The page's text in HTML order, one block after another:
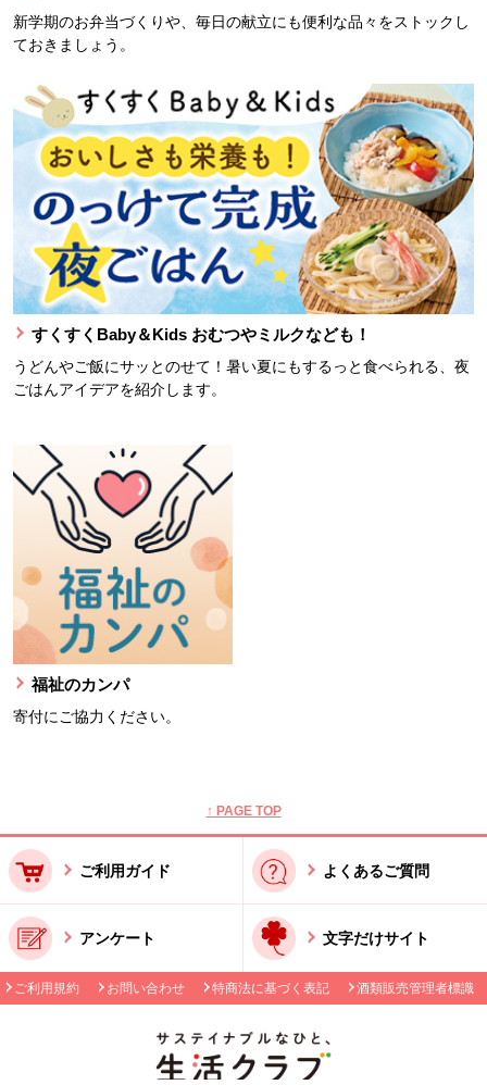
新学期のお弁当づくりや、毎日の献立にも便利な品々をストックし
ておきましょう。
すくすくBaby＆Kids おむつやミルクなども！
うどんやご飯にサッとのせて！暑い夏にもするっと食べられる、夜
ごはんアイデアを紹介します。
福祉のカンパ
寄付にご協力ください。
↑ PAGE TOP
ご利用ガイド よくあるご質問
アンケート 文字だけサイト
ご利用規約 お問い合わせ 特商法に基づく表記 酒類販売管理者標識